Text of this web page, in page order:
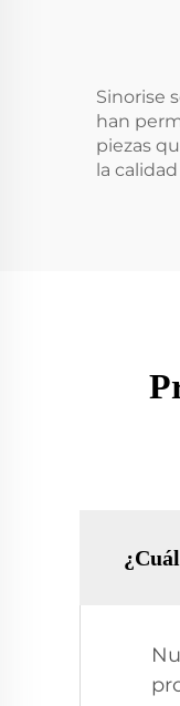
Sinorise
han
piezas
la